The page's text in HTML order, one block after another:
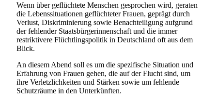
Wenn über geflüchtete Menschen gesprochen wird, geraten
die Lebenssituationen geflüchteter Frauen, geprägt durch
Verlust, Diskriminierung sowie Benachteiligung aufgrund
der fehlender Staatsbürgerinnenschaft und die immer
restriktivere Flüchtlingspolitik in Deutschland oft aus dem
Blick.
An diesem Abend soll es um die spezifische Situation und
Erfahrung von Frauen gehen, die auf der Flucht sind, um
ihre Verletzlichkeiten und Stärken sowie um fehlende
Schutzräume in den Unterkünften.